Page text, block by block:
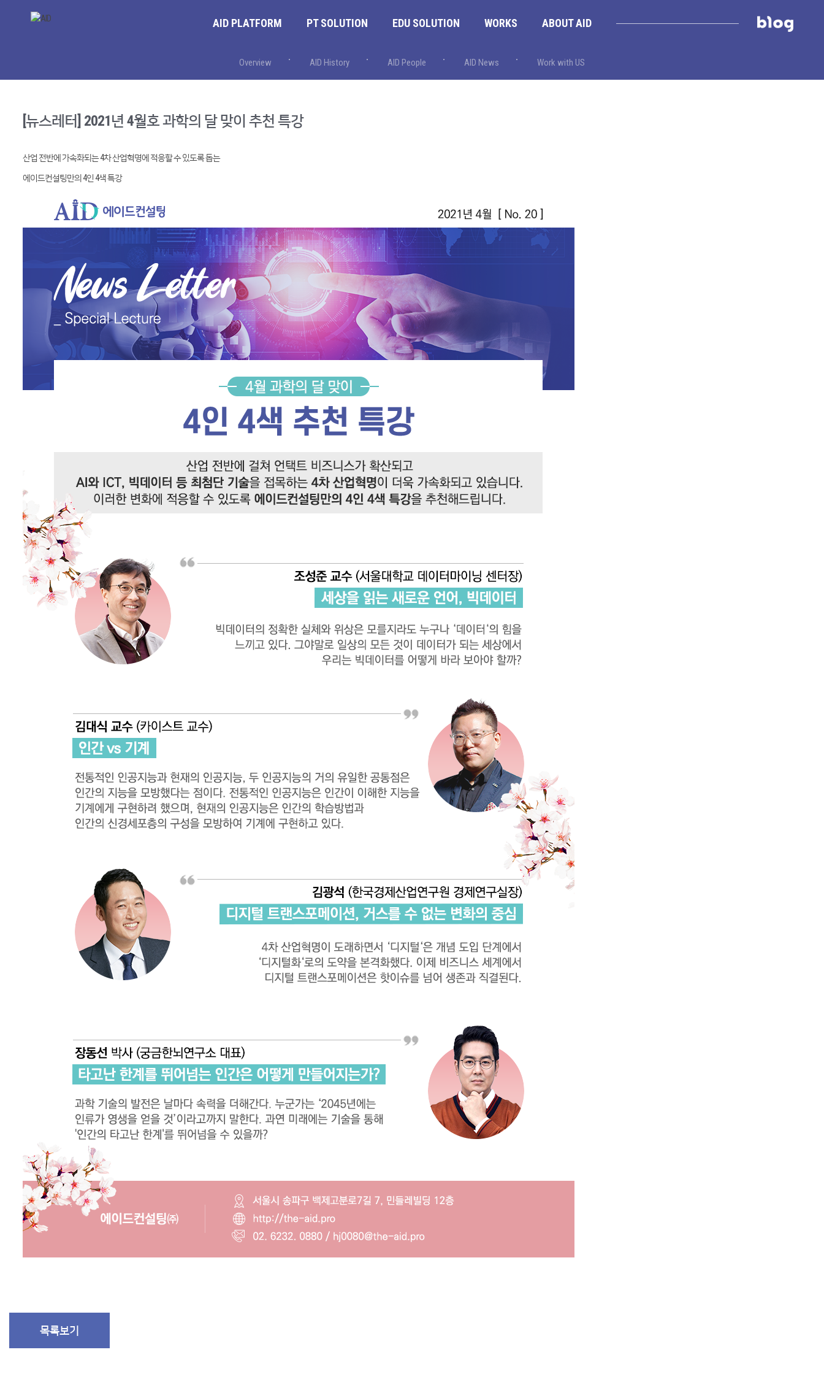
AID PLATFORM PT SOLUTION EDU SOLUTION WORKS ABOUT AID
Overview AID History AID People AID News Work with US
[뉴스레터] 2021년 4월호 과학의 달 맞이 추천 특강
산업 전반에 가속화되는 4차 산업혁명에 적응할 수 있도록 돕는
에이드컨설팅만의 4인 4색 특강
목록보기